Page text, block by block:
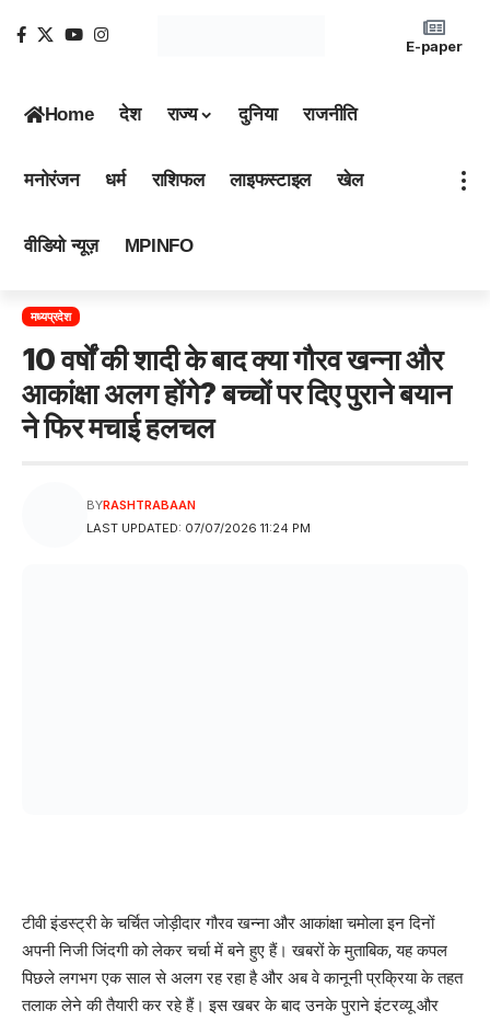
E-paper
Home देश राज्य दुनिया राजनीति
मनोरंजन धर्म राशिफल लाइफस्टाइल खेल
वीडियो न्यूज़ MPINFO
मध्यप्रदेश
10 वर्षों की शादी के बाद क्या गौरव खन्ना और
आकांक्षा अलग होंगे? बच्चों पर दिए पुराने बयान
ने फिर मचाई हलचल
LAST UPDATED: 07/07/2026 11:24 PM
BYRASHTRABAAN
टीवी इंडस्ट्री के चर्चित जोड़ीदार गौरव खन्ना और आकांक्षा चमोला इन दिनों
अपनी निजी जिंदगी को लेकर चर्चा में बने हुए हैं। खबरों के मुताबिक, यह कपल
पिछले लगभग एक साल से अलग रह रहा है और अब वे कानूनी प्रक्रिया के तहत
तलाक लेने की तैयारी कर रहे हैं। इस खबर के बाद उनके पुराने इंटरव्यू और